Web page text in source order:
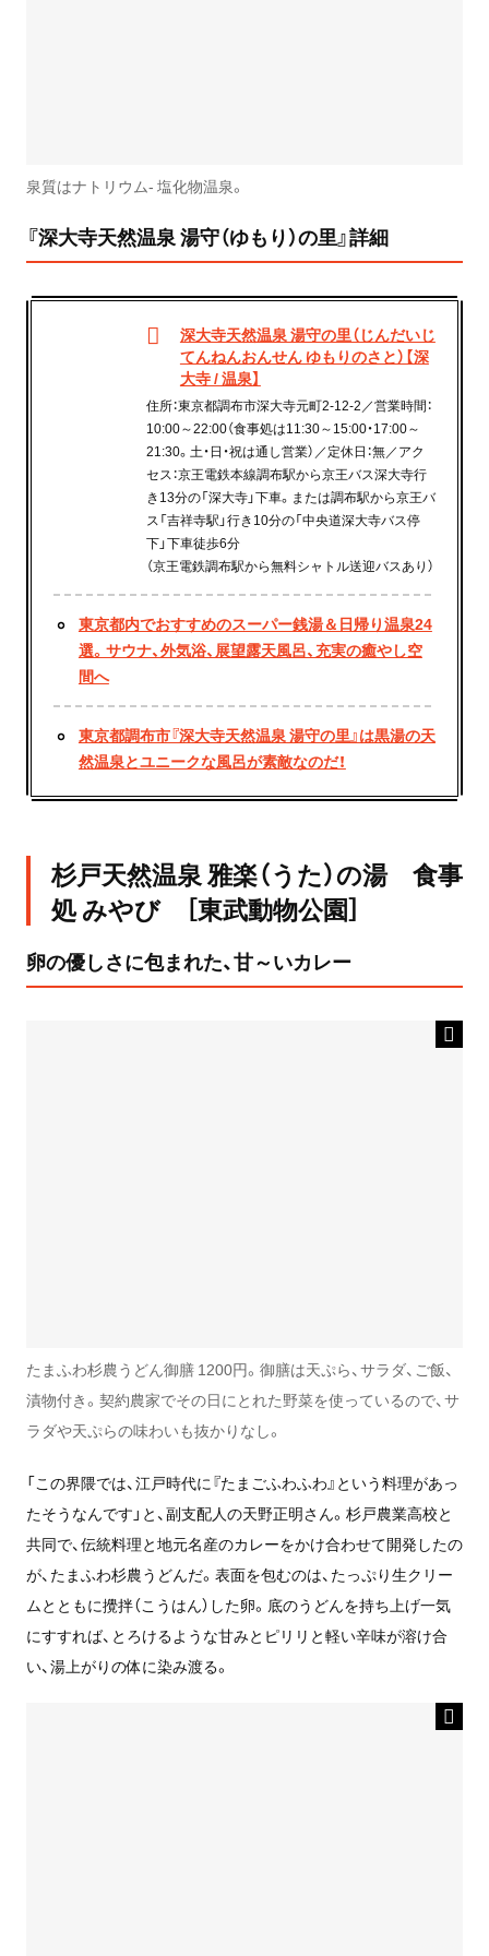
泉質はナトリウム- 塩化物温泉。
『深大寺天然温泉 湯守（ゆもり）の里』詳細
深大寺天然温泉 湯守の里（じんだいじ
てんねんおんせん ゆもりのさと）【深
大寺 / 温泉】
住所：東京都調布市深大寺元町2-12-2／営業時間：
10:00～22:00（食事処は11:30～15:00・17:00～
21:30。土・日・祝は通し営業）／定休日：無／アク
セス：京王電鉄本線調布駅から京王バス深大寺行
き13分の「深大寺」下車。または調布駅から京王バ
ス「吉祥寺駅」行き10分の「中央道深大寺バス停
下」下車徒歩6分
（京王電鉄調布駅から無料シャトル送迎バスあり）
東京都内でおすすめのスーパー銭湯＆日帰り温泉24
選。サウナ、外気浴、展望露天風呂、充実の癒やし空
間へ
東京都調布市『深大寺天然温泉 湯守の里』は黒湯の天
然温泉とユニークな風呂が素敵なのだ！
杉戸天然温泉 雅楽（うた）の湯 食事
処 みやび ［東武動物公園］
卵の優しさに包まれた、甘～いカレー
たまふわ杉農うどん御膳 1200円。御膳は天ぷら、サラダ、ご飯、
漬物付き。契約農家でその日にとれた野菜を使っているので、サ
ラダや天ぷらの味わいも抜かりなし。
「この界隈では、江戸時代に『たまごふわふわ』という料理があっ
たそうなんです」と、副支配人の天野正明さん。杉戸農業高校と
共同で、伝統料理と地元名産のカレーをかけ合わせて開発したの
が、たまふわ杉農うどんだ。表面を包むのは、たっぷり生クリー
ムとともに攪拌（こうはん）した卵。底のうどんを持ち上げ一気
にすすれば、とろけるような甘みとピリリと軽い辛味が溶け合
い、湯上がりの体に染み渡る。